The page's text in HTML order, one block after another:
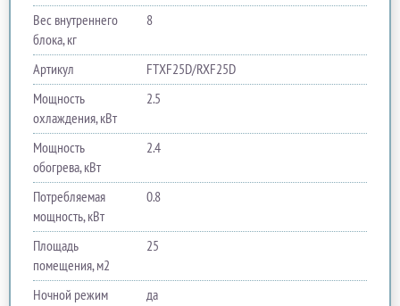
Вес внутреннего
блока, кг
8
Артикул
FTXF25D/RXF25D
Мощность
охлаждения, кВт
2.5
Мощность
обогрева, кВт
2.4
Потребляемая
мощность, кВт
0.8
Площадь
помещения, м2
25
Ночной режим
да